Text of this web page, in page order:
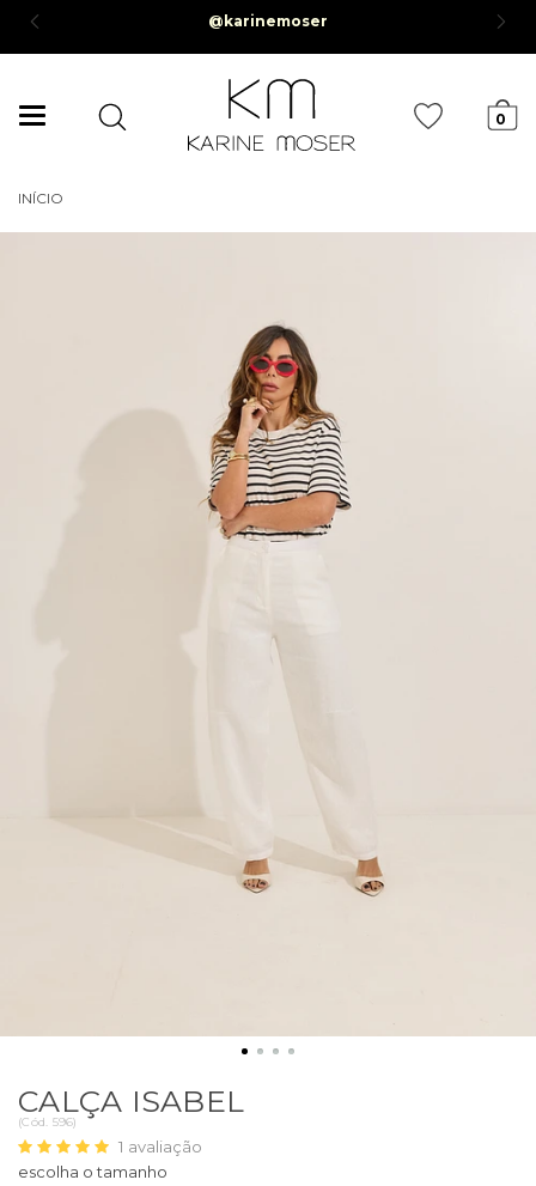
@karinemoser
Mudar
0
INÍCIO
CALÇA ISABEL
(Cód. 596)
1 avaliação